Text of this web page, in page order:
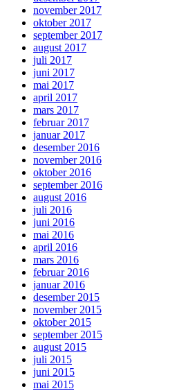
november 2017
oktober 2017
september 2017
august 2017
juli 2017
juni 2017
mai 2017
april 2017
mars 2017
februar 2017
januar 2017
desember 2016
november 2016
oktober 2016
september 2016
august 2016
juli 2016
juni 2016
mai 2016
april 2016
mars 2016
februar 2016
januar 2016
desember 2015
november 2015
oktober 2015
september 2015
august 2015
juli 2015
juni 2015
mai 2015